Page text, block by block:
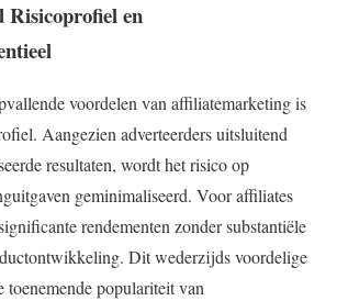
Risicoprofiel en
voordelen van affiliatemarketing is
Aangezien adverteerders uitsluitend
resultaten, wordt het risico op
geminimaliseerd. Voor affiliates
rendementen zonder substantiële
Dit wederzijds voordelige
toenemende populariteit van